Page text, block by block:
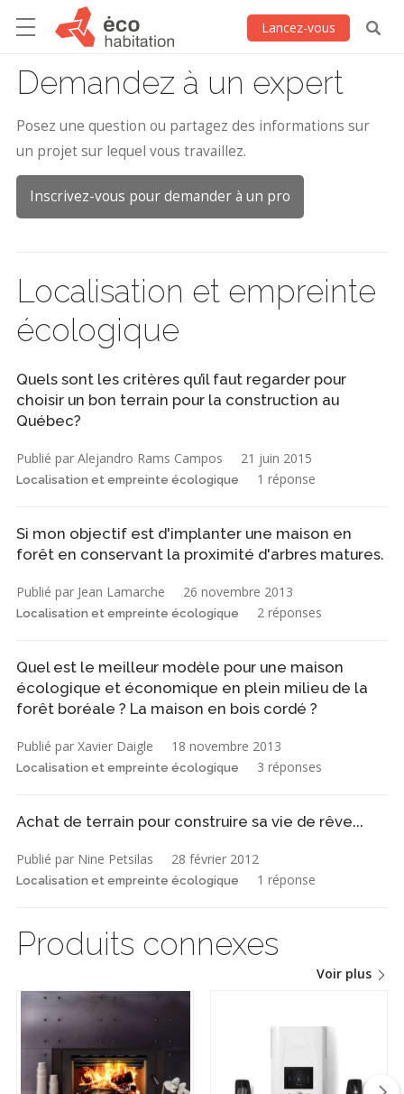
Lancez-vous
Demandez à un expert
Posez une question ou partagez des informations sur
un projet sur lequel vous travaillez.
Inscrivez-vous pour demander à un pro
Localisation et empreinte
écologique
Quels sont les critères qu’il faut regarder pour
choisir un bon terrain pour la construction au
Québec?
Publié par Alejandro Rams Campos 21 juin 2015
Localisation et empreinte écologique 1 réponse
Si mon objectif est d'implanter une maison en
forêt en conservant la proximité d'arbres matures.
Publié par Jean Lamarche 26 novembre 2013
Localisation et empreinte écologique 2 réponses
Quel est le meilleur modèle pour une maison
écologique et économique en plein milieu de la
forêt boréale ? La maison en bois cordé ?
Publié par Xavier Daigle 18 novembre 2013
Localisation et empreinte écologique 3 réponses
Achat de terrain pour construire sa vie de rêve...
Publié par Nine Petsilas 28 février 2012
Localisation et empreinte écologique 1 réponse
Produits connexes
Voir plus